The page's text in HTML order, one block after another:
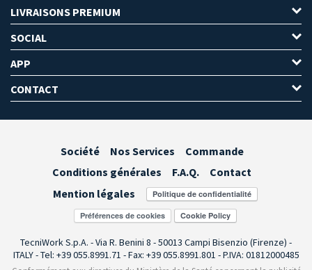
LIVRAISONS PREMIUM
SOCIAL
APP
CONTACT
Société Nos Services
Commande
Conditions générales
F.A.Q.
Contact
Mention légales
Préférences de cookies
TecniWork S.p.A. - Via R. Benini 8 - 50013 Campi Bisenzio (Firenze) -
ITALY - Tel: +39 055.8991.71 - Fax: +39 055.8991.801 - P.IVA: 01812000485